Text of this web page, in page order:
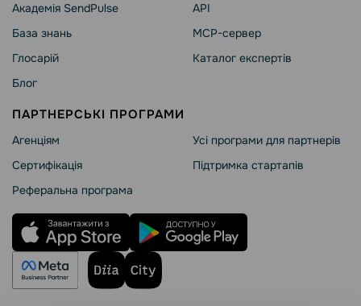
Академія SendPulse
База знань
Глосарій
Блог
API
MCP-сервер
Каталог експертів
ПАРТНЕРСЬКІ ПРОГРАМИ
Агенціям
Сертифікація
Реферальна програма
Усі програми для партнерів
Підтримка стартапів